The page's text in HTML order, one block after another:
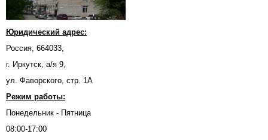
Юридический адрес:
Россия, 664033,
г. Иркутск, а/я 9,
ул. Фаворского, стр. 1А
Режим работы:
Понедельник - Пятница
08:00-17:00